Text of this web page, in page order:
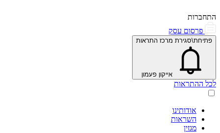
התחברות
פרסום עסק
פתיחת\סגירת מרכז התראות
אייקון פעמון
לכל ההתראות
אודותינו
השראות
מגזין